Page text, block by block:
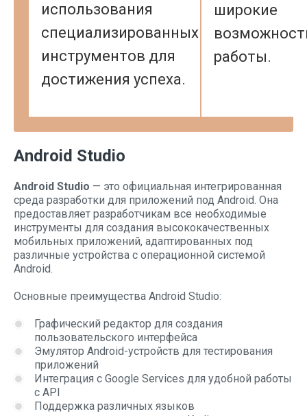
использования
специализированных
инструментов для
достижения успеха.
широкие
работы.
Android Studio
Android Studio — это официальная интегрированная
среда разработки для приложений под Android. Она
предоставляет разработчикам все необходимые
инструменты для создания высококачественных
мобильных приложений, адаптированных под
различные устройства с операционной системой
Android.
Основные преимущества Android Studio:
Графический редактор для создания
пользовательского интерфейса
Эмулятор Android-устройств для тестирования
приложений
Интеграция с Google Services для удобной работы
с API
Поддержка различных языков